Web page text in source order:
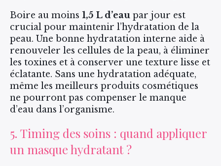
Boire au moins 1,5 L d’eau par jour est
crucial pour maintenir l’hydratation de la
peau. Une bonne hydratation interne aide à
renouveler les cellules de la peau, à éliminer
les toxines et à conserver une texture lisse et
éclatante. Sans une hydratation adéquate,
même les meilleurs produits cosmétiques
ne pourront pas compenser le manque
d’eau dans l’organisme.
5. Timing des soins : quand appliquer
un masque hydratant ?